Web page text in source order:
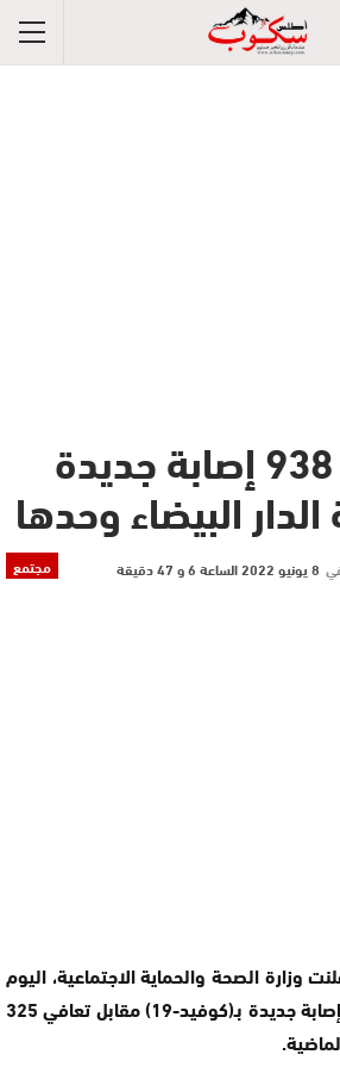
كوفيد-19 : 938 إصابة جديدة
البيضاء وحدها
مجتمع 8 يونيو 2022 الساعة 6 و 47 دقيقة
الصحة والحماية الاجتماعية، اليوم
الأربعاء، عن تسجيل 938 إصابة جديدة بـ(كوفيد-19) مقابل تعافي 325